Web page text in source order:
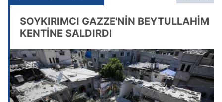
SOYKIRIMCI GAZZE'NİN BEYTULLAHİM
KENTİNE SALDIRDI